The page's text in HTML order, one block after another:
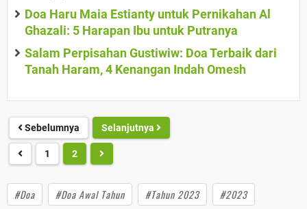
Doa Haru Maia Estianty untuk Pernikahan Al
Ghazali: 5 Harapan Ibu untuk Putranya
Salam Perpisahan Gustiwiw: Doa Terbaik dari
Tanah Haram, 4 Kenangan Indah Omesh
Sebelumnya Selanjutnya
1 2
#Doa #Doa Awal Tahun #Tahun 2023
#2023